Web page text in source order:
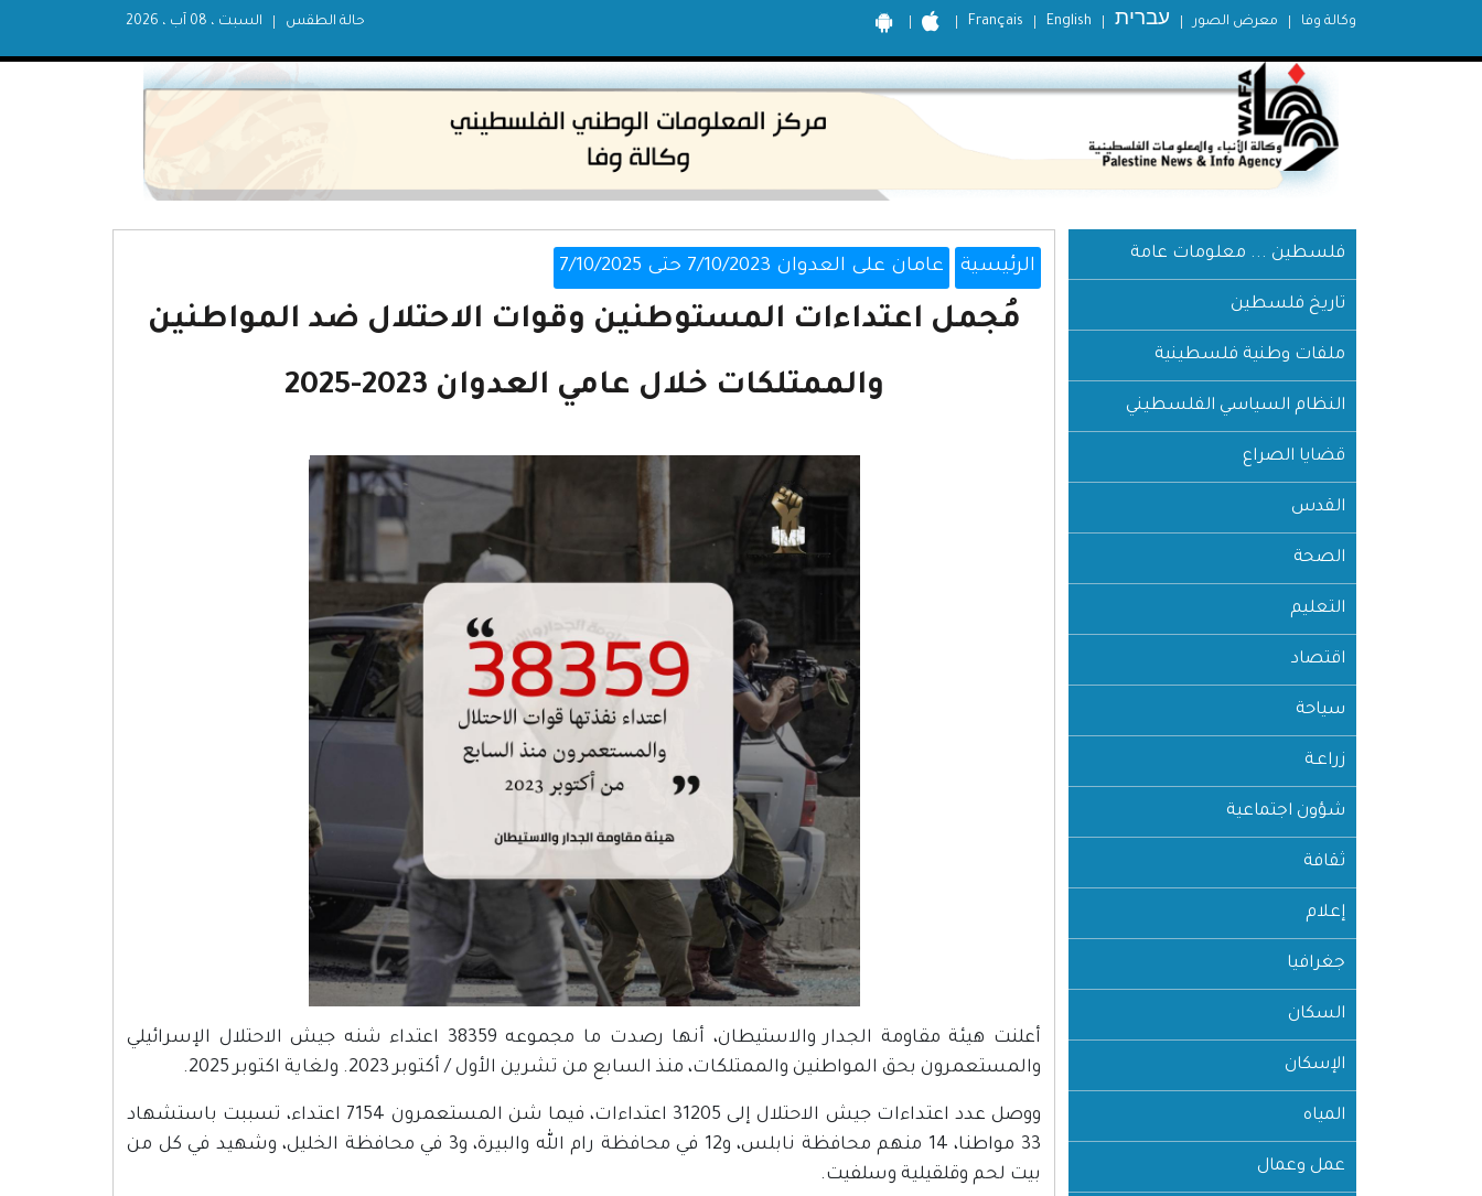
Français English עברית معرض الصور وكالة وفا السبت ، 08 آب ، 2026 حالة الطقس
فلسطين ... معلومات عامة
تاريخ فلسطين
ملفات وطنية فلسطينية
النظام السياسي الفلسطيني
قضايا الصراع
القدس
الصحة
التعليم
اقتصاد
سياحة
زراعـة
شؤون اجتماعية
ثقافة
إعلام
جغرافيا
السكان
الإسكان
المياه
عمل وعمال
الرئيسية عامان على العدوان 7/10/2023 حتى 7/10/2025
مُجمل اعتداءات المستوطنين وقوات الاحتلال ضد المواطنين
والممتلكات خلال عامي العدوان 2023-2025
أعلنت هيئة مقاومة الجدار والاستيطان، أنها رصدت ما مجموعه 38359 اعتداء شنه جيش الاحتلال الإسرائيلي
والمستعمرون بحق المواطنين والممتلكات، منذ السابع من تشرين الأول / أكتوبر 2023. ولغاية اكتوبر 2025.
ووصل عدد اعتداءات جيش الاحتلال إلى 31205 اعتداءات، فيما شن المستعمرون 7154 اعتداء، تسببت باستشهاد
33 مواطنا، 14 منهم محافظة نابلس، و12 في محافظة رام الله والبيرة، و3 في محافظة الخليل، وشهيد في كل من
بيت لحم وقلقيلية وسلفيت.